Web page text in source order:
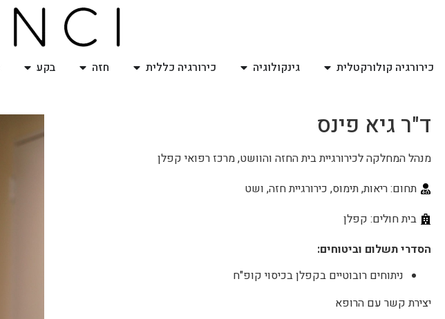
כירורגיה קולורקטלית גינקולוגיה כירורגיה כללית חזה בקע
ד"ר גיא פינס
מנהל המחלקה לכירורגיית בית החזה והוושט, מרכז רפואי קפלן
תחום: ריאות, תימוס, כירורגיית חזה, ושט
בית חולים: קפלן
הסדרי תשלום וביטוחים:
ניתוחים רובוטיים בקפלן בכיסוי קופ"ח
יצירת קשר עם הרופא